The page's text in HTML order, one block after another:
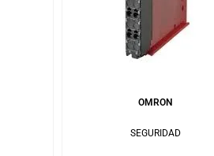
OMRON
SEGURIDAD